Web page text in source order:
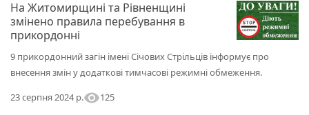
На Житомирщині та Рівненщині
змінено правила перебування в
прикордонні
9 прикордонний загін імені Січових Стрільців інформує про
внесення змін у додаткові тимчасові режимні обмеження.
23 серпня 2024 р.visibility125